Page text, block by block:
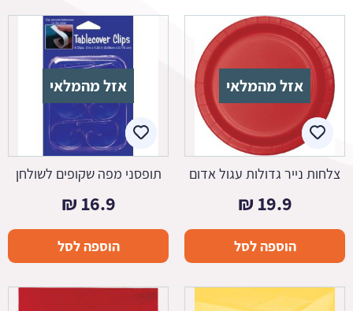
אזל מהמלאי
צלחות נייר גדולות עגול אדום
19.9
₪
הוספה לסל
אזל מהמלאי
תופסני מפה שקופים לשולחן
16.9
₪
הוספה לסל